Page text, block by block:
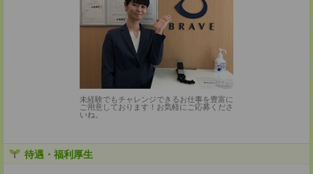
未経験でもチャレンジできるお仕事を豊富に
ご用意しております！お気軽にご応募くださ
いね。
待遇・福利厚生